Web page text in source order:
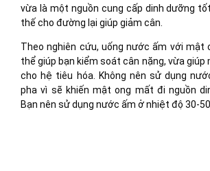
vừa là một nguồn cung cấp dinh dưỡng
thế cho đường lại giúp giảm cân.
Theo nghiên cứu, uống nước ấm với mật
thể giúp bạn kiểm soát cân nặng, vừa giúp
cho hệ tiêu hóa. Không nên sử dụng
pha vì sẽ khiến mật ong mất đi nguồn
Bạn nên sử dụng nước ấm ở nhiệt độ 30-